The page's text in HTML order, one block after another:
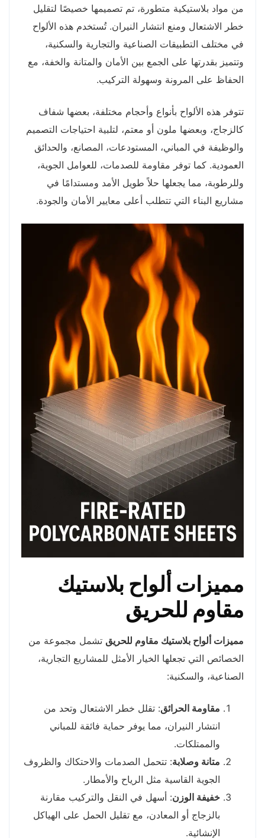
من مواد بلاستيكية متطورة، تم تصميمها خصيصًا لتقليل
خطر الاشتعال ومنع انتشار النيران. تُستخدم هذه الألواح
في مختلف التطبيقات الصناعية والتجارية والسكنية،
وتتميز بقدرتها على الجمع بين الأمان والمتانة والخفة، مع
الحفاظ على المرونة وسهولة التركيب.
تتوفر هذه الألواح بأنواع وأحجام مختلفة، بعضها شفاف
كالزجاج، وبعضها ملون أو معتم، لتلبية احتياجات التصميم
والوظيفة في المباني، المستودعات، المصانع، والحدائق
العمودية. كما توفر مقاومة للصدمات، للعوامل الجوية،
وللرطوبة، مما يجعلها حلاً طويل الأمد ومستدامًا في
مشاريع البناء التي تتطلب أعلى معايير الأمان والجودة.
مميزات ألواح بلاستيك
مقاوم للحريق
مميزات ألواح بلاستيك مقاوم للحريق تشمل مجموعة من
الخصائص التي تجعلها الخيار الأمثل للمشاريع التجارية،
الصناعية، والسكنية:
مقاومة الحرائق: تقلل خطر الاشتعال وتحد من
انتشار النيران، مما يوفر حماية فائقة للمباني
والممتلكات.
متانة وصلابة: تتحمل الصدمات والاحتكاك والظروف
الجوية القاسية مثل الرياح والأمطار.
خفيفة الوزن: أسهل في النقل والتركيب مقارنة
بالزجاج أو المعادن، مع تقليل الحمل على الهياكل
الإنشائية.